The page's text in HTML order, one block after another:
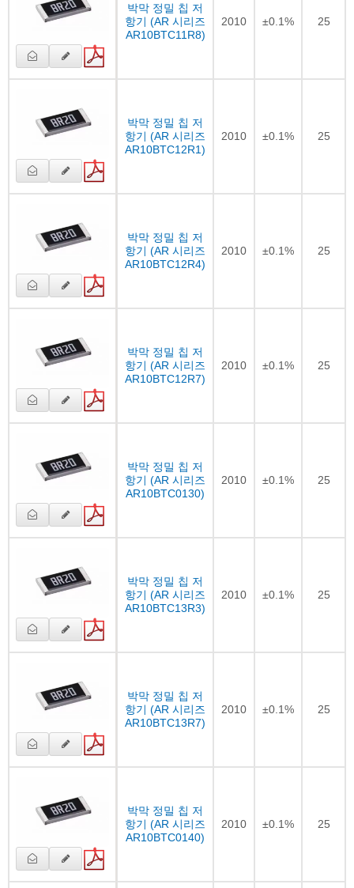
박막 정밀 칩 저
항기 (AR 시리즈
AR10BTC11R8)
2010 ±0.1% 25
박막 정밀 칩 저
항기 (AR 시리즈
AR10BTC12R1)
2010 ±0.1% 25
박막 정밀 칩 저
항기 (AR 시리즈
AR10BTC12R4)
2010 ±0.1% 25
박막 정밀 칩 저
항기 (AR 시리즈
AR10BTC12R7)
2010 ±0.1% 25
박막 정밀 칩 저
항기 (AR 시리즈
AR10BTC0130)
2010 ±0.1% 25
박막 정밀 칩 저
항기 (AR 시리즈
AR10BTC13R3)
2010 ±0.1% 25
박막 정밀 칩 저
항기 (AR 시리즈
AR10BTC13R7)
2010 ±0.1% 25
박막 정밀 칩 저
항기 (AR 시리즈
AR10BTC0140)
2010 ±0.1% 25